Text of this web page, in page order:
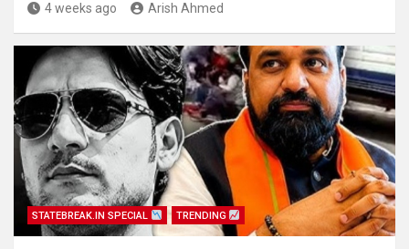
4 weeks ago Arish Ahmed
STATEBREAK.IN SPECIAL TRENDING